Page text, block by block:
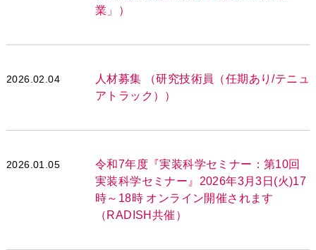
業」）
2026.02.04
人材募集 （研究技術員（任期あり/テニュ
アトラック））
2026.01.05
令和7年度『実装科学セミナー：第10回
実装科学セミナー』2026年3月3日(火)17
時～18時 オンライン開催されます
（RADISH共催）